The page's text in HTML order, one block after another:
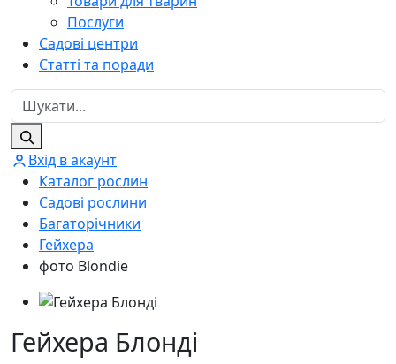
Послуги
Садові центри
Статті та поради
Вхід в акаунт
Каталог рослин
Садові рослини
Багаторічники
Гейхера
фото Blondie
Гейхера Блонді